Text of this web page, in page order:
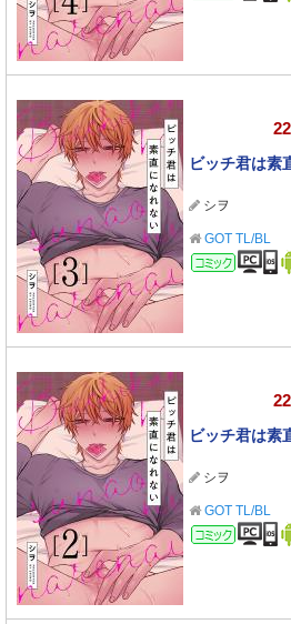
ビッチ君は素
シヲ
GOT TL/BL
コミック
ビッチ君は素
シヲ
GOT TL/BL
コミック